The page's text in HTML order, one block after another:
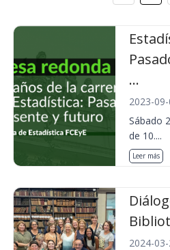
...
2023-
Sábado
de 10....
Leer más
2024-